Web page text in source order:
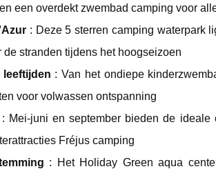
een overdekt zwembad camping voor
: Deze 5 sterren camping waterpark
stranden tijdens het hoogseizoen
: Van het ondiepe
voor volwassen ontspanning
: Mei-juni en september bieden de ideale
Fréjus camping
: Het Holiday Green aqua